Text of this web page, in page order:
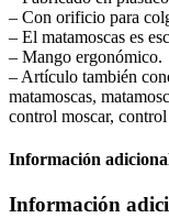
– Con orificio para
– El matamoscas es
– Mango ergonómico.
– Artículo también
matamoscas,
control moscar,
Información
Información